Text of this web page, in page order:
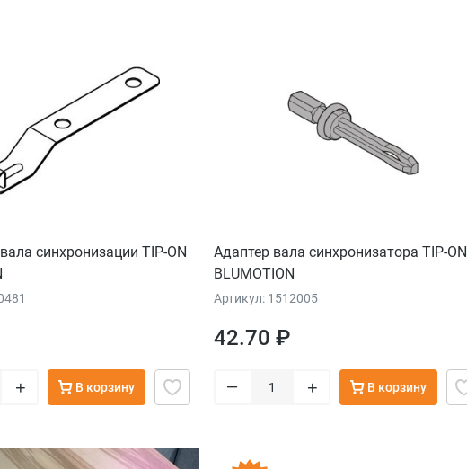
синхронизации TIP-ON
+ В корзину
Адаптер вала синхронизатора TIP-ON
BLUMOTION
Артикул: 1512005
42.70 ₽
– + В корзину